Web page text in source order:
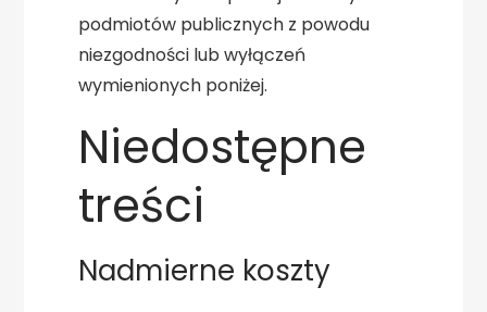
podmiotów publicznych z powodu
niezgodności lub wyłączeń
wymienionych poniżej.
Niedostępne
treści
Nadmierne koszty